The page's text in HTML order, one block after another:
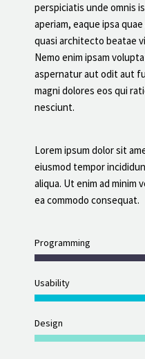
perspiciatis unde omnis
aperiam, eaque ipsa
quasi architecto beatae
Nemo enim ipsam
aspernatur aut odit aut
magni dolores eos qui
nesciunt.
Lorem ipsum dolor sit
eiusmod tempor
aliqua. Ut enim ad minim
ea commodo consequat.
Programming
Usability
Design